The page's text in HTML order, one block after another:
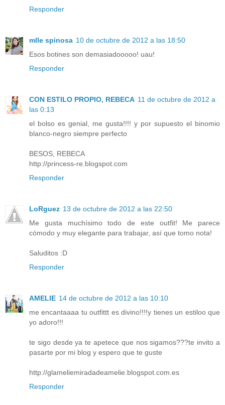
Responder
mlle spinosa 10 de octubre de 2012 a las 18:50
Esos botines son demasiadooooo! uau!
Responder
CON ESTILO PROPIO, REBECA 11 de octubre de 2012 a
las 0:13
el bolso es genial, me gusta!!!! y por supuesto el binomio
blanco-negro siempre perfecto
BESOS, REBECA
http://princess-re.blogspot.com
Responder
LoRguez 13 de octubre de 2012 a las 22:50
Me gusta muchísimo todo de este outfit! Me parece
cómodo y muy elegante para trabajar, así que tomo nota!
Saluditos :D
Responder
AMELIE 14 de octubre de 2012 a las 10:10
me encantaaaa tu outfittt es divino!!!!y tienes un estiloo que
yo adoro!!!
te sigo desde ya te apetece que nos sigamos???te invito a
pasarte por mi blog y espero que te guste
http://glameliemiradadeamelie.blogspot.com.es
Responder